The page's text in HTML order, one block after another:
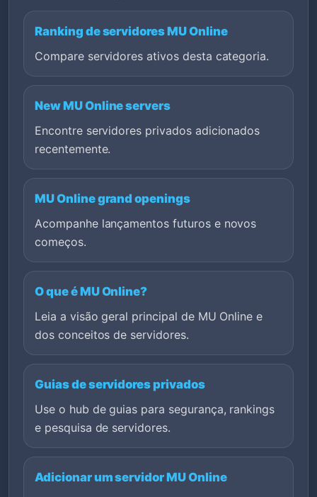
Ranking de servidores MU Online
Compare servidores ativos desta categoria.
New MU Online servers
Encontre servidores privados adicionados
recentemente.
MU Online grand openings
Acompanhe lançamentos futuros e novos
começos.
O que é MU Online?
Leia a visão geral principal de MU Online e
dos conceitos de servidores.
Guias de servidores privados
Use o hub de guias para segurança, rankings
e pesquisa de servidores.
Adicionar um servidor MU Online